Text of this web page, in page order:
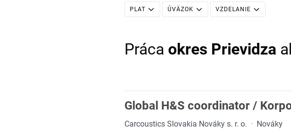
PLAT ÚVÄZOK VZDELANIE
Práca okres Prievidza
Global H&S coordinator /
Carcoustics Slovakia Nováky s. r. o. · Nováky